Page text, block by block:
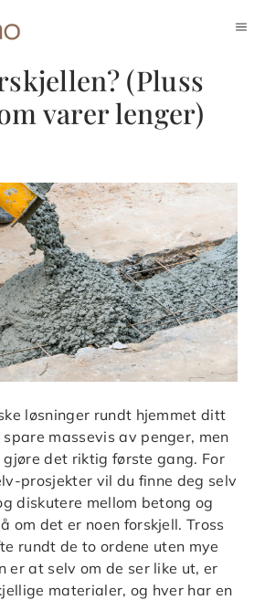
(Pluss
varer lenger)
løsninger rundt hjemmet ditt
massevis av penger, men
gjøre det riktig første gang. For
prosjekter vil du finne deg selv
diskutere mellom betong og
om det er noen forskjell. Tross
rundt de to ordene uten mye
er at selv om de ser like ut, er
materialer, og hver har en